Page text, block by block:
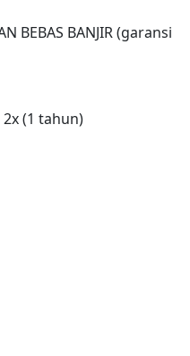
BEBAS BANJIR (garansi
(1 tahun)